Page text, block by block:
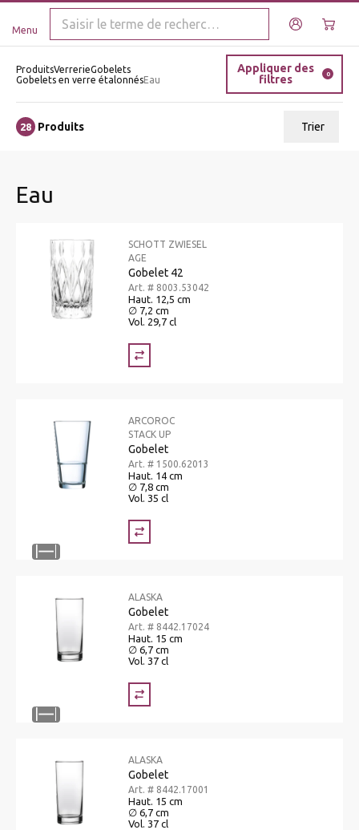
Menu
ProduitsVerrerieGobelets
Gobelets en verre étalonnésEau
Appliquer des
filtres
0
28 Produits Trier
Eau
SCHOTT ZWIESEL
AGE
Gobelet 42
Art. # 8003.53042
Haut. 12,5 cm
∅ 7,2 cm
Vol. 29,7 cl
ARCOROC
STACK UP
Gobelet
Art. # 1500.62013
Haut. 14 cm
∅ 7,8 cm
Vol. 35 cl
ALASKA
Gobelet
Art. # 8442.17024
Haut. 15 cm
∅ 6,7 cm
Vol. 37 cl
ALASKA
Gobelet
Art. # 8442.17001
Haut. 15 cm
∅ 6,7 cm
Vol. 37 cl